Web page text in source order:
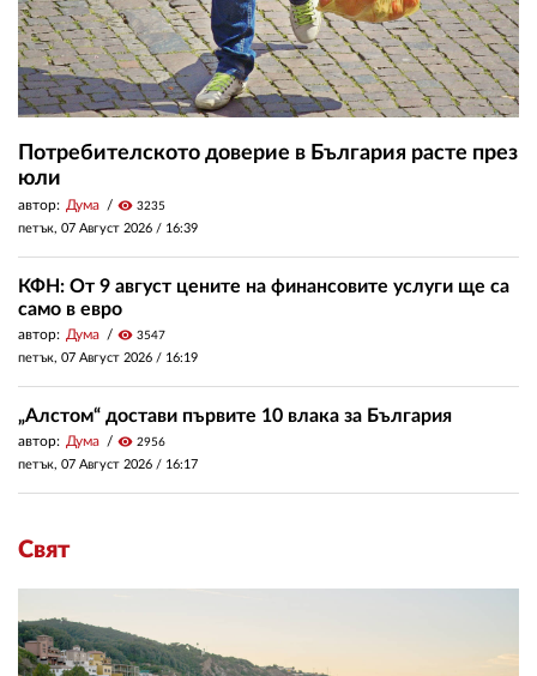
Потребителското доверие в България расте през
юли
автор: Дума visibility 3235
петък, 07 Август 2026 / 16:39
КФН: От 9 август цените на финансовите услуги ще са
само в евро
автор: Дума visibility 3547
петък, 07 Август 2026 / 16:19
„Алстом“ достави първите 10 влака за България
автор: Дума visibility 2956
петък, 07 Август 2026 / 16:17
Свят